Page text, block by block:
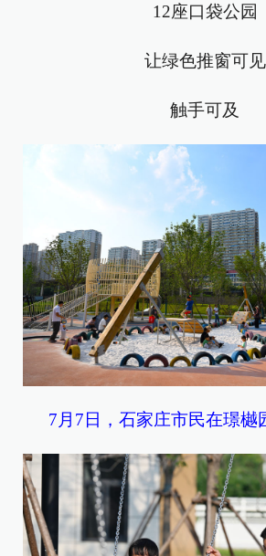
12座口袋公园
让绿色推窗可见
触手可及
7月7日，石家庄市民在璟樾